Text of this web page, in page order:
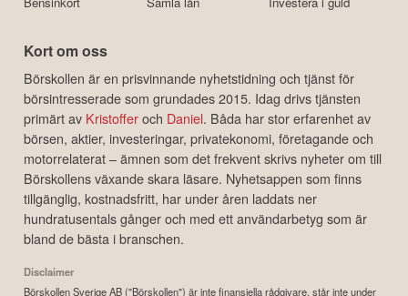
Kort om oss
Börskollen är en prisvinnande nyhetstidning och tjänst för
börsintresserade som grundades 2015. Idag drivs tjänsten
primärt av Kristofferoch Daniel. Båda har stor erfarenhet av
börsen, aktier, investeringar, privatekonomi, företagande och
motorrelaterat – ämnen som det frekvent skrivs nyheter om till
Börskollens växande skara läsare. Nyhetsappen som finns
tillgänglig, kostnadsfritt, har under åren laddats ner
hundratusentals gånger och med ett användarbetyg som är
bland de bästa i branschen.
Disclaimer
Börskollen Sverige AB ("Börskollen") är inte finansiella rådgivare, står inte under